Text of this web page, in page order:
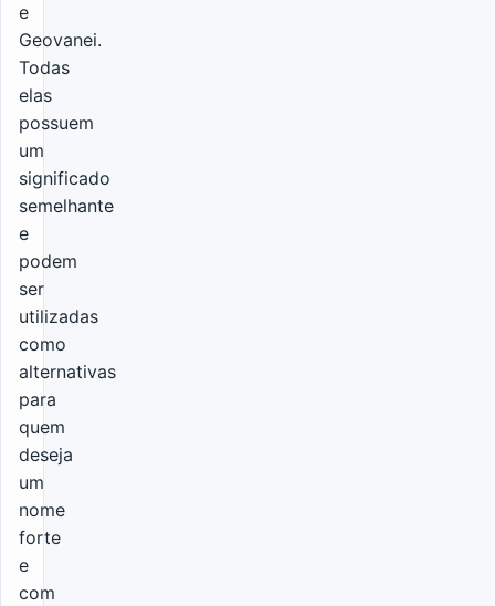
e
Geovanei.
Todas
elas
possuem
um
significado
semelhante
e
podem
ser
utilizadas
como
alternativas
para
quem
deseja
um
nome
forte
e
com